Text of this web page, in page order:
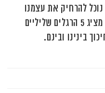
להרחיק את עצמנו
מהרגלים שליליים. דן סילבסטר מציג 5 הרגלים שליליים
בינינו ובינם.